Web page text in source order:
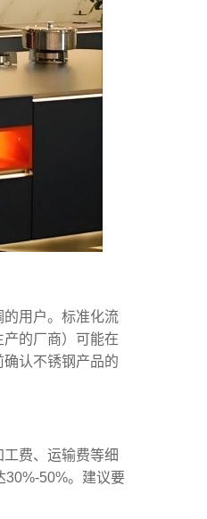
用户。标准化流
的厂商）可能在
认不锈钢产品的
费、运输费等细
30%-50%。建议要